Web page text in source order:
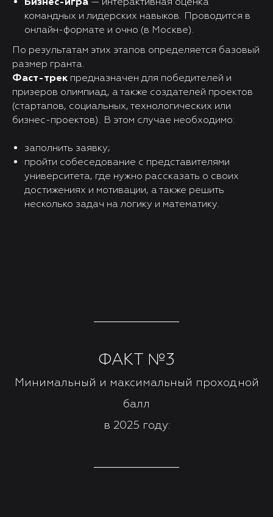
командных и лидерских навыков. Проводится в
онлайн-формате и очно (в Москве).
По результатам этих этапов определяется базовый
размер гранта.
Фаст-трек предназначен для победителей и
призеров олимпиад, а также создателей проектов
(стартапов, социальных, технологических или
бизнес-проектов). В этом случае необходимо:
заполнить заявку;
пройти собеседование с представителями
университета, где нужно рассказать о своих
достижениях и мотивации, а также решить
несколько задач на логику и математику.
ФАКТ №3
Минимальный и максимальный проходной
балл
в 2025 году: